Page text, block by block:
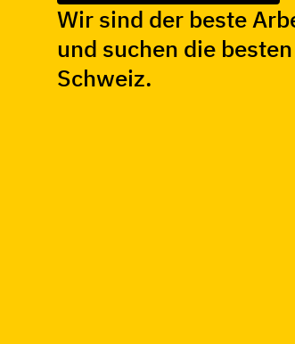
Wir sind der beste
und suchen die
Schweiz.